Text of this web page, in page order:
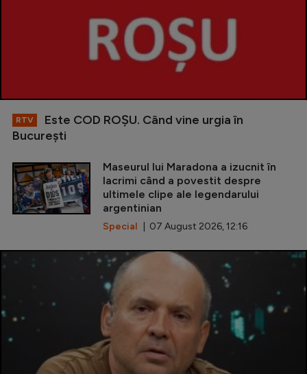
RTV
Este COD ROŞU. Când vine urgia în
Bucureşti
Maseurul lui Maradona a izucnit în
lacrimi când a povestit despre
ultimele clipe ale legendarului
argentinian
Special | 07 August 2026, 12:16